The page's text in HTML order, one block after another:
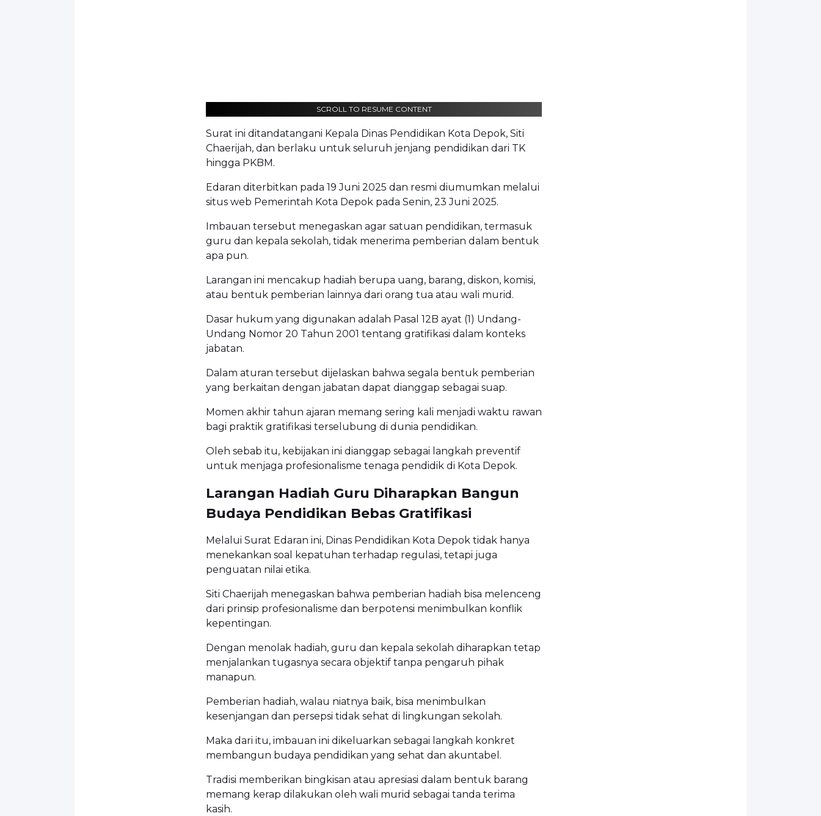
SCROLL TO RESUME CONTENT
Surat ini ditandatangani Kepala Dinas Pendidikan Kota Depok, Siti
Chaerijah, dan berlaku untuk seluruh jenjang pendidikan dari TK
hingga PKBM.
Edaran diterbitkan pada 19 Juni 2025 dan resmi diumumkan melalui
situs web Pemerintah Kota Depok pada Senin, 23 Juni 2025.
Imbauan tersebut menegaskan agar satuan pendidikan, termasuk
guru dan kepala sekolah, tidak menerima pemberian dalam bentuk
apa pun.
Larangan ini mencakup hadiah berupa uang, barang, diskon, komisi,
atau bentuk pemberian lainnya dari orang tua atau wali murid.
Dasar hukum yang digunakan adalah Pasal 12B ayat (1) Undang-
Undang Nomor 20 Tahun 2001 tentang gratifikasi dalam konteks
jabatan.
Dalam aturan tersebut dijelaskan bahwa segala bentuk pemberian
yang berkaitan dengan jabatan dapat dianggap sebagai suap.
Momen akhir tahun ajaran memang sering kali menjadi waktu rawan
bagi praktik gratifikasi terselubung di dunia pendidikan.
Oleh sebab itu, kebijakan ini dianggap sebagai langkah preventif
untuk menjaga profesionalisme tenaga pendidik di Kota Depok.
Larangan Hadiah Guru Diharapkan Bangun
Budaya Pendidikan Bebas Gratifikasi
Melalui Surat Edaran ini, Dinas Pendidikan Kota Depok tidak hanya
menekankan soal kepatuhan terhadap regulasi, tetapi juga
penguatan nilai etika.
Siti Chaerijah menegaskan bahwa pemberian hadiah bisa melenceng
dari prinsip profesionalisme dan berpotensi menimbulkan konflik
kepentingan.
Dengan menolak hadiah, guru dan kepala sekolah diharapkan tetap
menjalankan tugasnya secara objektif tanpa pengaruh pihak
manapun.
Pemberian hadiah, walau niatnya baik, bisa menimbulkan
kesenjangan dan persepsi tidak sehat di lingkungan sekolah.
Maka dari itu, imbauan ini dikeluarkan sebagai langkah konkret
membangun budaya pendidikan yang sehat dan akuntabel.
Tradisi memberikan bingkisan atau apresiasi dalam bentuk barang
memang kerap dilakukan oleh wali murid sebagai tanda terima
kasih.